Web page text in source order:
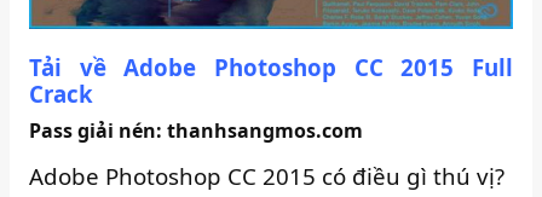
Tải về Adobe Photoshop CC 2015 Full
Crack
Pass giải nén: thanhsangmos.com
Adobe Photoshop CC 2015 có điều gì thú vị?